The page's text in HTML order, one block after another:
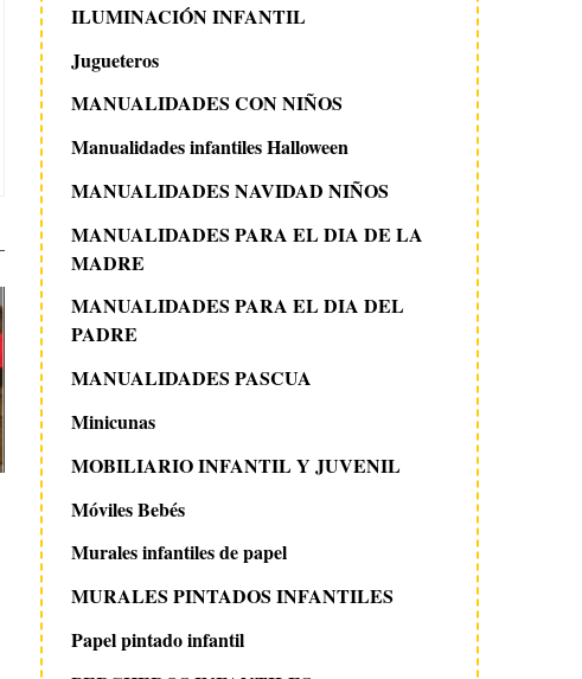
Disfraz de araña en su
telaraña
26 enero 2010
Disfraz de
ILUMINACIÓN INFANTIL
Jugueteros
MANUALIDADES CON NIÑOS
Manualidades infantiles Halloween
MANUALIDADES NAVIDAD NIÑOS
MANUALIDADES PARA EL DIA DE LA
MADRE
MANUALIDADES PARA EL DIA DEL
PADRE
MANUALIDADES PASCUA
Minicunas
MOBILIARIO INFANTIL Y JUVENIL
Móviles Bebés
Murales infantiles de papel
MURALES PINTADOS INFANTILES
Papel pintado infantil